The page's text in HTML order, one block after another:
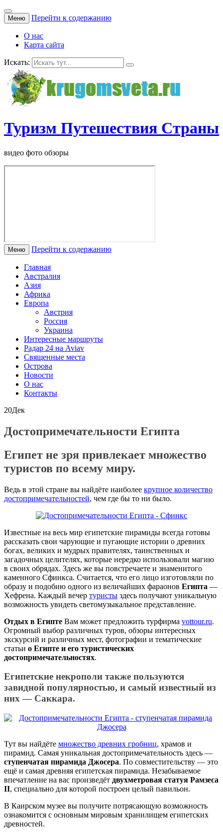
Меню Перейти к содержанию
О нас
Карта сайта
Искать:
Туризм Путешествия Страны
видео фото обзоры
Меню Перейти к содержанию
Главная
Австралия
Азия
Африка
Европа
Австрия
Россия
Украина
Интересные маршруты
Радар 24 на Aviav
Священные места
Острова
Новости
О нас
Контакты
20Дек
Достопримечательности Египта
Египет не зря привлекает множество
туристов по всему миру.
Ведь в этой стране вы найдёте наиболее крупное количество
достопримечательностей, чем где бы то ни было.
Известные на весь мир египетские пирамиды всегда готовы
рассказать свои чарующие и пугающие истории о древних
богах, великих и мудрых правителях, таинственных и
загадочных целителях, которые нередко использовали магию
в своих обрядах. Здесь же вы повстречаете и знаменитого
каменного Сфинкса. Считается, что его лицо изготовляли по
образу и подобию одного из величайших фараонов Египта —
Хефрена. Каждый вечер туристы здесь получают уникальную
возможность увидеть светомузыкальное представление.
Отдых в Египте Вам может предложить турфирма vottour.ru.
Огромный выбор различных туров, обзоры интересных
экскурсий и различных мест, фотографии и тематические
статьи о Египте и его туристических
достопримечательностях.
Египетские некрополи также пользуются
завидной популярностью, и самый известный из
них — Саккара.
Тут вы найдёте множество древних гробниц, храмов и
пирамид. Самая уникальная достопримечательность здесь —
ступенчатая пирамида Джосера. По совместительству — это
ещё и самая древняя египетская пирамида. Незабываемое
впечатление на вас произведёт двухметровая статуя Рамзеса
II, специально для которой построен целый павильон.
В Каирском музее вы получите потрясающую возможность
ознакомится с основным мировым хранилищем египетских
древностей.